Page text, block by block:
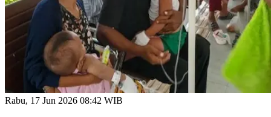
Rabu, 17 Jun 2026 08:42 WIB